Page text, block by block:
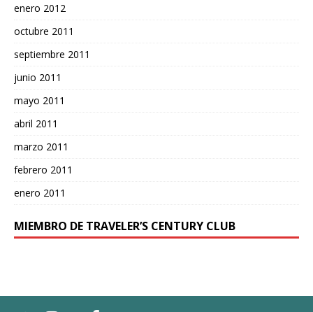
enero 2012
octubre 2011
septiembre 2011
junio 2011
mayo 2011
abril 2011
marzo 2011
febrero 2011
enero 2011
MIEMBRO DE TRAVELER’S CENTURY CLUB